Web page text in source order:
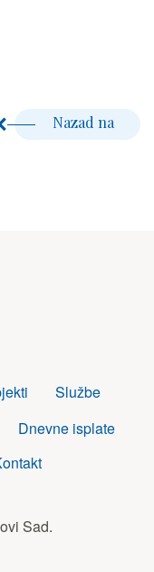
Nazad na
Službe
Dnevne isplate
Sad.